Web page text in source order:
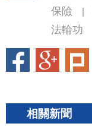
保險
法輪功
相關新聞